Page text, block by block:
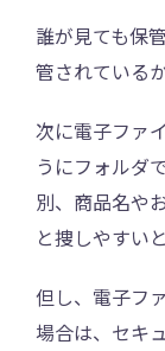
誰が見ても保
管されている
次に電子ファ
うにフォルダ
別、商品名や
と捜しやすい
但し、電子フ
場合は、セキ